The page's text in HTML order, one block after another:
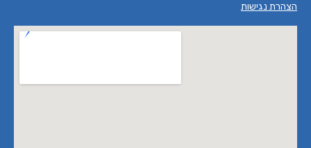
הצהרת נגישות